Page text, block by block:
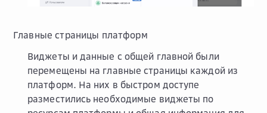
Главные страницы платформ
Виджеты и данные с общей главной были
перемещены на главные страницы каждой из
платформ. На них в быстром доступе
разместились необходимые виджеты по